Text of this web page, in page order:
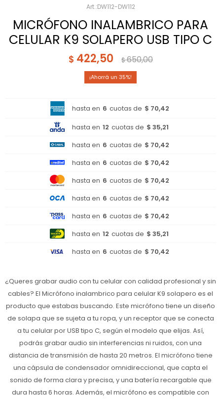
DW112-DW112
MICRÓFONO INALAMBRICO PARA
CELULAR K9 SOLAPERO USB TIPO C
$ 422,50 $650,00
35
hasta en 6 cuotas de $ 70,42
hasta en 12 cuotas de $ 35,21
hasta en 6 cuotas de $ 70,42
hasta en 6 cuotas de $ 70,42
hasta en 6 cuotas de $ 70,42
hasta en 6 cuotas de $ 70,42
hasta en 6 cuotas de $ 70,42
hasta en 12 cuotas de $ 35,21
hasta en 6 cuotas de $ 70,42
¿Queres grabar audio con tu celular con calidad profesional y sin
cables? El Micrófono inalambrico para celular K9 solapero es el
producto que estabas buscando. Este micrófono tiene un diseño
de solapa que se sujeta a tu ropa, y un receptor que se conecta
a tu celular por USB tipo C, según el modelo que elijas. Así,
podrás grabar audio sin interferencias ni ruidos, con una
distancia de transmisión de hasta 20 metros. El micrófono tiene
una cápsula de condensador omnidireccional, que capta el
sonido de forma clara y precisa, y una batería recargable que
dura hasta 6 horas. Además, el micrófono es compatible con